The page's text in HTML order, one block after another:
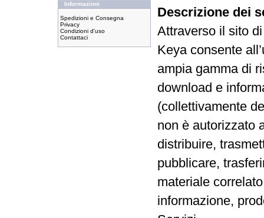
Informazioni
Spedizioni e Consegna
Privacy
Condizioni d'uso
Contattaci
Descrizione dei
Attraverso il sito
Keya consente
ampia gamma di
download e
(collettivamente
non è autorizzato
distribuire,
pubblicare,
materiale
informazione,